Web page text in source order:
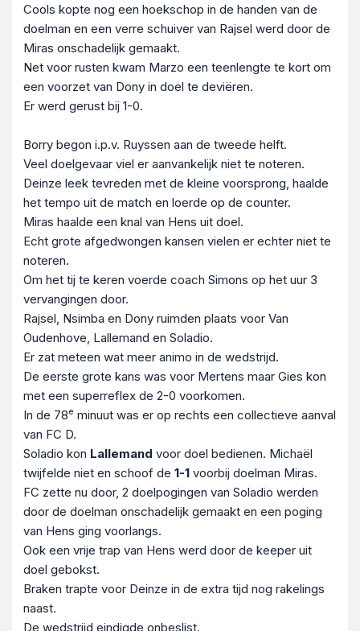
Cools kopte nog een hoekschop in de handen van de
doelman en een verre schuiver van Rajsel werd door de
Miras onschadelijk gemaakt.
Net voor rusten kwam Marzo een teenlengte te kort om
een voorzet van Dony in doel te deviëren.
Er werd gerust bij 1-0.
Borry begon i.p.v. Ruyssen aan de tweede helft.
Veel doelgevaar viel er aanvankelijk niet te noteren.
Deinze leek tevreden met de kleine voorsprong, haalde
het tempo uit de match en loerde op de counter.
Miras haalde een knal van Hens uit doel.
Echt grote afgedwongen kansen vielen er echter niet te
noteren.
Om het tij te keren voerde coach Simons op het uur 3
vervangingen door.
Rajsel, Nsimba en Dony ruimden plaats voor Van
Oudenhove, Lallemand en Soladio.
Er zat meteen wat meer animo in de wedstrijd.
De eerste grote kans was voor Mertens maar Gies kon
met een superreflex de 2-0 voorkomen.
In de 78e minuut was er op rechts een collectieve aanval
van FC D.
Soladio kon Lallemand voor doel bedienen. Michaël
twijfelde niet en schoof de 1-1 voorbij doelman Miras.
FC zette nu door, 2 doelpogingen van Soladio werden
door de doelman onschadelijk gemaakt en een poging
van Hens ging voorlangs.
Ook een vrije trap van Hens werd door de keeper uit
doel gebokst.
Braken trapte voor Deinze in de extra tijd nog rakelings
naast.
De wedstrijd eindigde onbeslist.